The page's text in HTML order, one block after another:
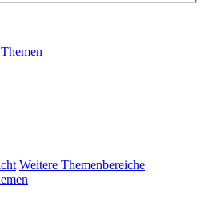
Weitere Themenbereiche